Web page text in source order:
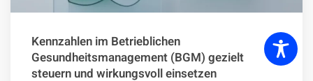
Kennzahlen im Betrieblichen
Gesundheitsmanagement (BGM) gezielt
steuern und wirkungsvoll einsetzen